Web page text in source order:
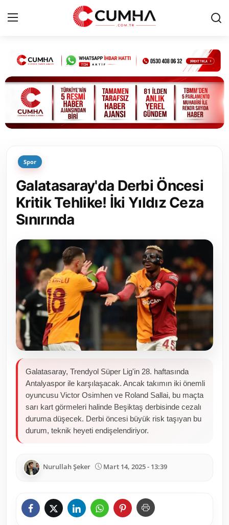
Kurumsal
Cumhurbaşkanlığı
Bakanlıklar
Siyasi Partiler
Yerel Yönetimler
Mülki İdare
Toplum ve Yaşam
Sivil Toplum Kuruluşları
Kamu Kurumları ve Üst Kurullar
Resmi Reklamlar
Spor
Galatasaray'da Derbi Öncesi
Kritik Tehlike! İki Yıldız Ceza
Sınırında
Galatasaray, Trendyol Süper Lig'in 28. haftasında
Antalyaspor ile karşılaşacak. Ancak takımın iki önemli
oyuncusu Victor Osimhen ve Roland Sallai, bu maçta
sarı kart görmeleri halinde Beşiktaş derbisinde cezalı
duruma düşecek. Derbi öncesi büyük risk taşıyan bu
durum, teknik heyeti endişelendiriyor.
Nurullah Şeker Mart 14, 2025 - 13:39